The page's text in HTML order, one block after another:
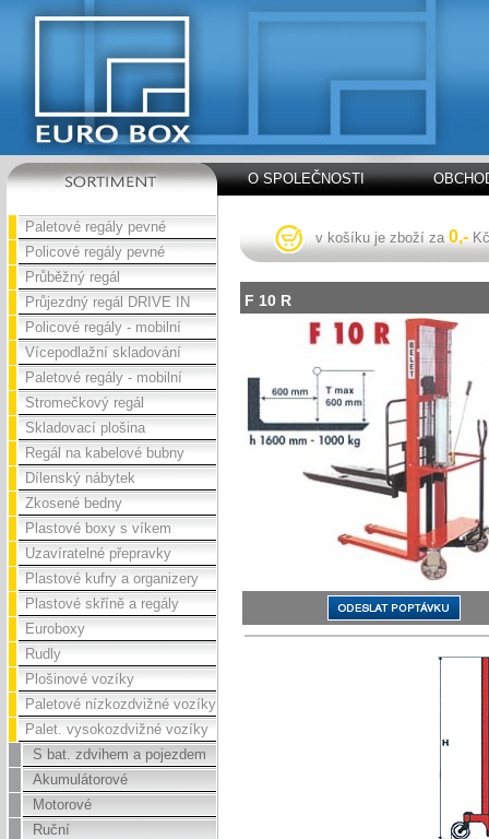
O SPOLEČNOSTI
Paletové regály pevné
Policové regály pevné
Průběžný regál
Průjezdný regál DRIVE IN
Policové regály - mobilní
Vícepodlažní skladování
Paletové regály - mobilní
Stromečkový regál
Skladovací plošina
Regál na kabelové bubny
Dílenský nábytek
Zkosené bedny
Plastové boxy s víkem
Uzavíratelné přepravky
Plastové kufry a organizery
Plastové skříně a regály
Euroboxy
Rudly
Plošinové vozíky
Paletové nízkozdvižné vozíky
Palet. vysokozdvižné vozíky
S bat. zdvihem a pojezdem
Akumulátorové
Motorové
Ruční
v košíku je zboží za 0,- Kč
F 10 R